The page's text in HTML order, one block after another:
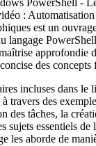
PowerShell -
: Automatisation
est un
langage
approfondie
des concepts
incluses dans le
travers des
des tâches, la
sujets essentiels de
les aborde de